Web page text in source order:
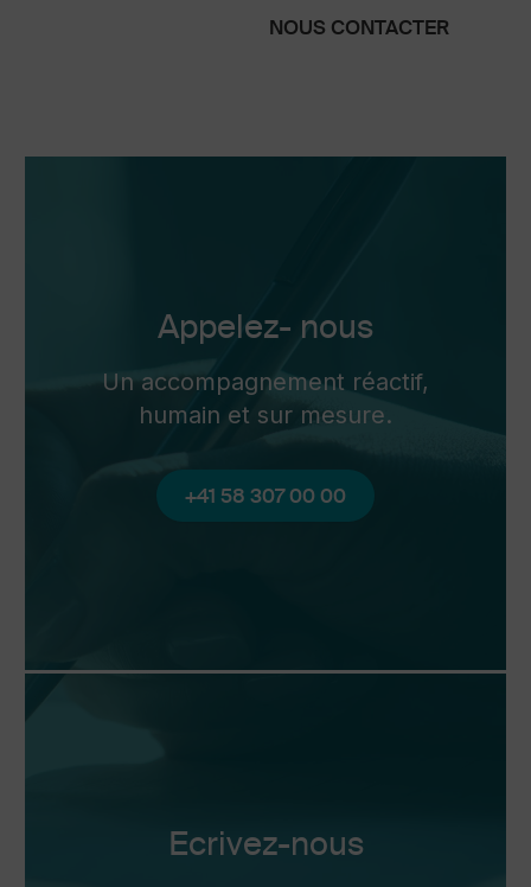
NOUS CONTACTER
Appelez- nous
Un accompagnement réactif,
humain et sur mesure.
+41 58 307 00 00
Ecrivez-nous